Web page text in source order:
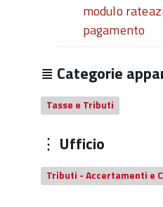
modulo
pagamento
Categorie
Tasse e Tributi
Ufficio
Tributi - Accertamenti e